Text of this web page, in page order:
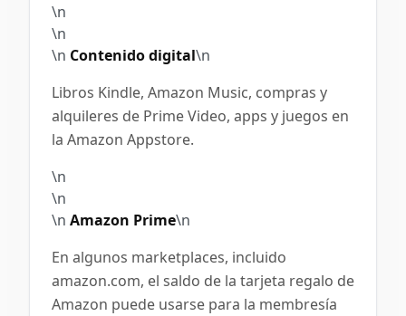
\n
\n
\n Contenido digital\n
Libros Kindle, Amazon Music, compras y
alquileres de Prime Video, apps y juegos en
la Amazon Appstore.
\n
\n
\n Amazon Prime\n
En algunos marketplaces, incluido
amazon.com, el saldo de la tarjeta regalo de
Amazon puede usarse para la membresía